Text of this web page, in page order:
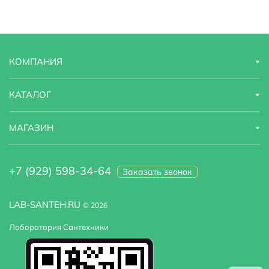
LAB-SANTEH.RU © 2026
Лаборатория Сантехники
КОМПАНИЯ
КАТАЛОГ
МАГАЗИН
+7 (929) 598-34-64 Заказать звонок